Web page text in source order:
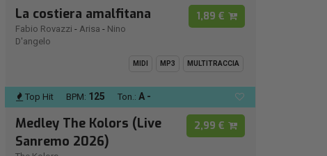
La costiera amalfitana
Fabio Rovazzi - Arisa - Nino
D'angelo
1,89 €
MIDI MP3 MULTITRACCIA
Top Hit BPM: 125 Ton.: A -
Medley The Kolors (Live
Sanremo 2026)
2,99 €